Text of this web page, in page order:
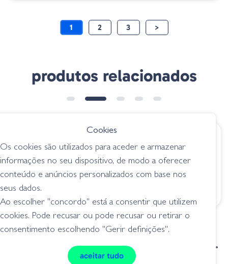
1 2 3 >
produtos relacionados
€ 6.95
Bass Pro Shops
Tournament Series
Incredible Craw -
Pepper Frog/Hot
Orange
lagostins
Hart XL Crab - PE
Plum Emerald
lagostins
condições de venda
livro de reclamações
privacidade
cookies
Cookies
Os cookies são utilizados para aceder e armazenar
informações no seu dispositivo, de modo a oferecer
conteúdo e anúncios personalizados com base nos
seus dados.
Ao escolher "concordo" está a consentir que utilizem
cookies. Pode recusar ou pode recusar ou retirar o
consentimento escolhendo "Gerir definições".
aceitar tudo